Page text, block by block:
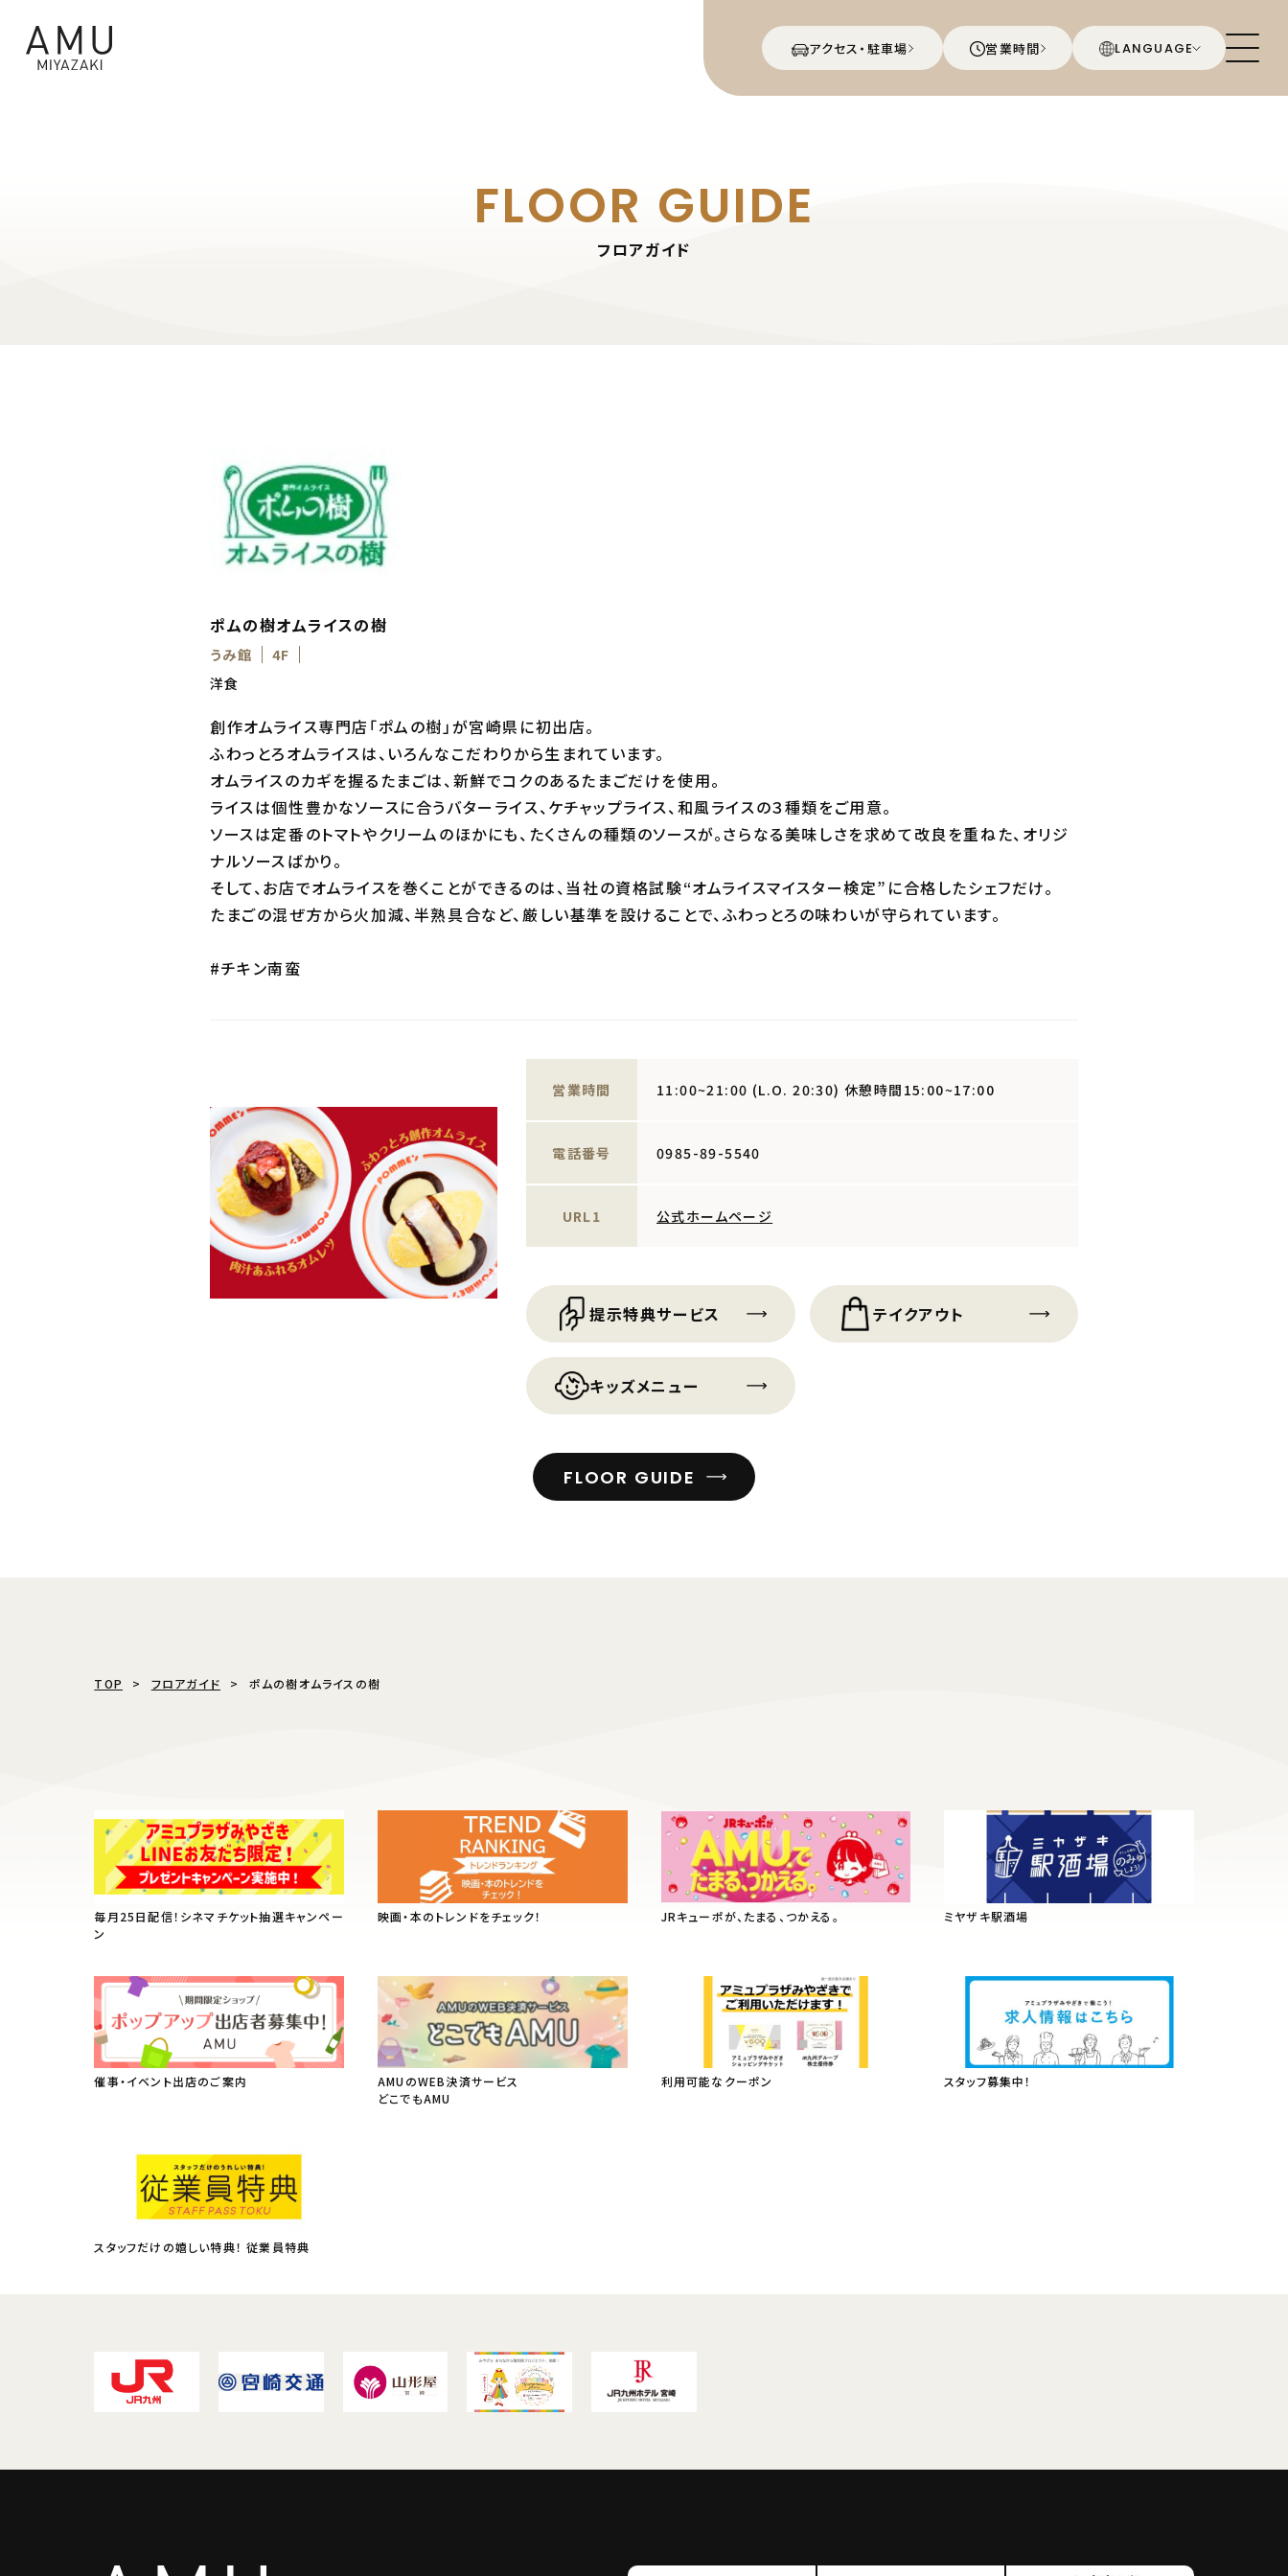
アクセス・駐車場 営業時間 LANGUAGE
FLOOR GUIDE
フロアガイド
ポムの樹オムライスの樹
うみ館
4F
洋食
創作オムライス専門店「ポムの樹」が宮崎県に初出店。
ふわっとろオムライスは、いろんなこだわりから生まれています。
オムライスのカギを握るたまごは、新鮮でコクのあるたまごだけを使用。
ライスは個性豊かなソースに合うバターライス、ケチャップライス、和風ライスの３種類をご用意。
ソースは定番のトマトやクリームのほかにも、たくさんの種類のソースが。さらなる美味しさを求めて改良を重ねた、オリジ
ナルソースばかり。
そして、お店でオムライスを巻くことができるのは、当社の資格試験“オムライスマイスター検定”に合格したシェフだけ。
たまごの混ぜ方から火加減、半熟具合など、厳しい基準を設けることで、ふわっとろの味わいが守られています。
#チキン南蛮
営業時間 11:00~21:00 (L.O. 20:30) 休憩時間15:00~17:00
電話番号 0985-89-5540
URL1 公式ホームページ
提示特典サービス テイクアウト
キッズメニュー
FLOOR GUIDE
TOP フロアガイド ポムの樹オムライスの樹
毎月25日配信！シネマチケット抽選キャンペー
ン
映画・本のトレンドをチェック！ JRキューポが、たまる、つかえる。 ミヤザキ駅酒場
催事・イベント出店のご案内
AMUのWEB決済サービス
どこでもAMU
利用可能なクーポン スタッフ募集中！
スタッフだけの嬉しい特典！ 従業員特典